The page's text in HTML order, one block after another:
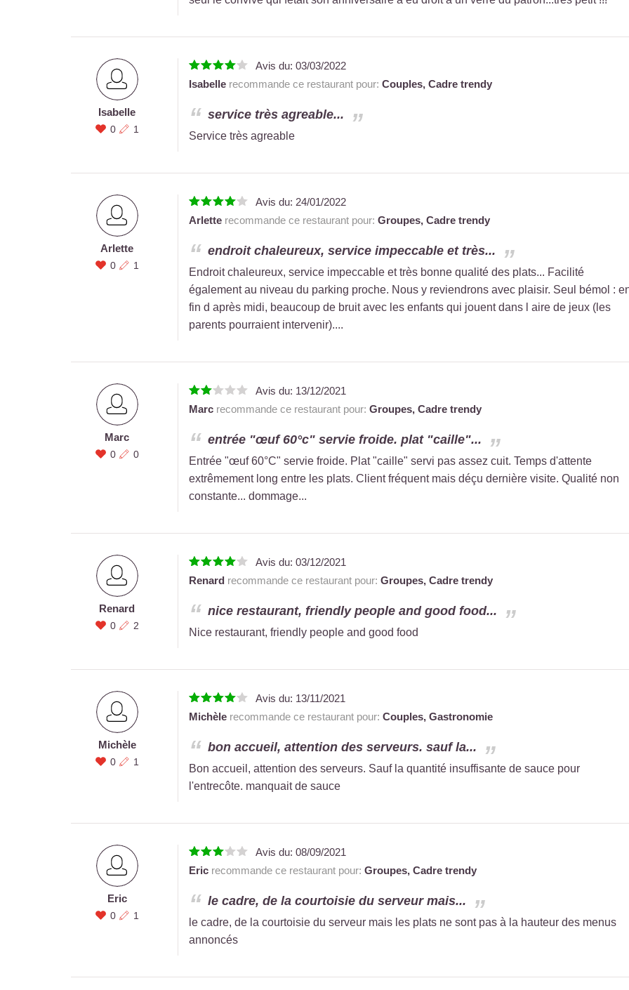
Isabelle
0 1
Avis du: 03/03/2022
Isabellerecommande ce restaurant pour: Couples, Cadre trendy
service très agreable...
Service très agreable
Arlette
0 1
Avis du: 24/01/2022
Arletterecommande ce restaurant pour: Groupes, Cadre trendy
endroit chaleureux, service impeccable et très...
Endroit chaleureux, service impeccable et très bonne qualité des plats... Facilité
également au niveau du parking proche. Nous y reviendrons avec plaisir. Seul bémol :
fin d après midi, beaucoup de bruit avec les enfants qui jouent dans l aire de jeux (les
parents pourraient intervenir)....
Marc
0 0
Avis du: 13/12/2021
Marcrecommande ce restaurant pour: Groupes, Cadre trendy
entrée "œuf 60°c" servie froide. plat "caille"...
Entrée "œuf 60°C" servie froide. Plat "caille" servi pas assez cuit. Temps d'attente
extrêmement long entre les plats. Client fréquent mais déçu dernière visite. Qualité non
constante... dommage...
Renard
0 2
Avis du: 03/12/2021
Renard recommande ce restaurant pour: Groupes, Cadre trendy
nice restaurant, friendly people and good food...
Nice restaurant, friendly people and good food
Michèle
0 1
Avis du: 13/11/2021
Michèlerecommande ce restaurant pour: Couples, Gastronomie
bon accueil, attention des serveurs. sauf la...
Bon accueil, attention des serveurs. Sauf la quantité insuffisante de sauce pour
l'entrecôte. manquait de sauce
Eric
0 1
Avis du: 08/09/2021
Ericrecommande ce restaurant pour: Groupes, Cadre trendy
le cadre, de la courtoisie du serveur mais...
le cadre, de la courtoisie du serveur mais les plats ne sont pas à la hauteur des menus
annoncés